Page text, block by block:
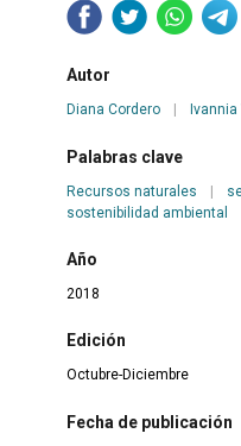
Autor
Diana Cordero
Palabras clave
Recursos naturales |
sostenibilidad ambiental
Año
2018
Edición
Octubre-Diciembre
Fecha de publicación